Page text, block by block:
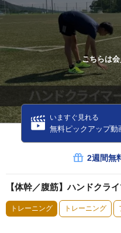
こちらは
いますぐ見れる
無料ピックアップ動
2週間無
【体幹／腹筋】ハンドクラ
トレーニング トレーニング